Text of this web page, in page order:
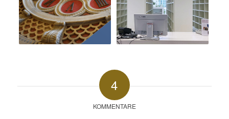
4
KOMMENTARE